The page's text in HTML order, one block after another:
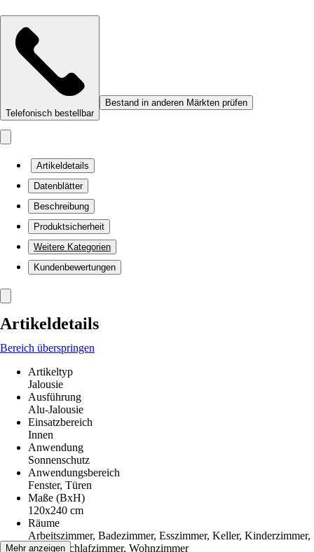
Telefonisch bestellbar
Bestand in anderen Märkten prüfen
Artikeldetails
Datenblätter
Beschreibung
Produktsicherheit
Weitere Kategorien
Kundenbewertungen
Artikeldetails
Bereich überspringen
Artikeltyp
Jalousie
Ausführung
Alu-Jalousie
Einsatzbereich
Innen
Anwendung
Sonnenschutz
Anwendungsbereich
Fenster, Türen
Maße (BxH)
120x240 cm
Räume
Arbeitszimmer, Badezimmer, Esszimmer, Keller, Kinderzimmer,
Küche, Schlafzimmer, Wohnzimmer
Mehr anzeigen